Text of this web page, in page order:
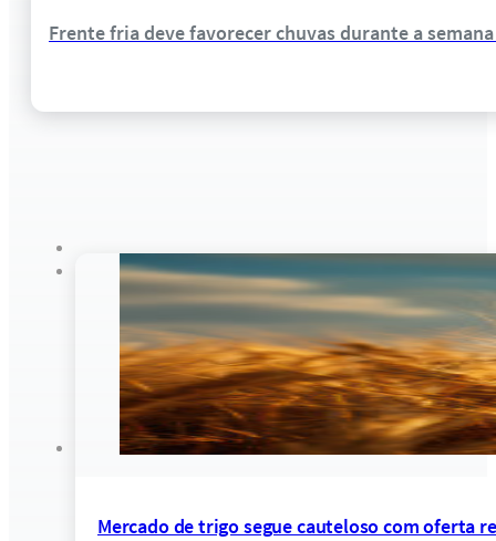
Frente fria deve favorecer chuvas durante a
Mercado de trigo segue cauteloso com oferta